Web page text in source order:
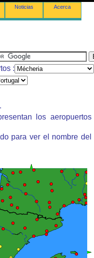
Noticias Acerca
:
los aeropuertos
para ver el nombre del